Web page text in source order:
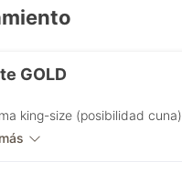
GOLD
king-size (posibilidad cuna)